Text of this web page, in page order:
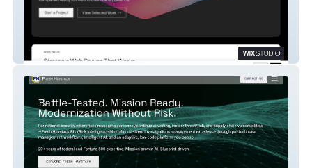
Patton Web Designs